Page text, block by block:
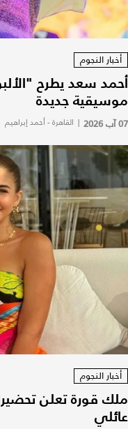
أخبار النجوم
أحمد سعد يطرح
موسيقية جديدة
07 آب 2026 | القاهرة - أحمد إبراهيم
أخبار النجوم
ملك قورة تعلن
عائلي